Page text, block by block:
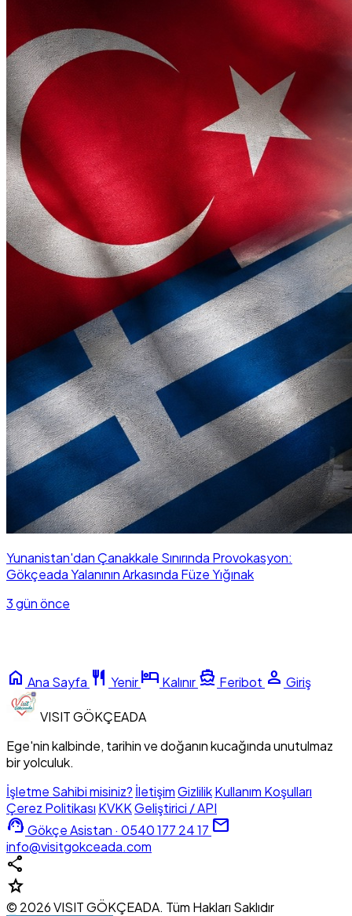
Yunanistan'dan Çanakkale Sınırında Provokasyon:
Gökçeada Yalanının Arkasında Füze Yığınak
3 gün önce
home Ana Sayfa restaurant Yenirhotel Kalınır directions_boat Feribot person Giriş
VISITGÖKÇEADA
Ege'nin kalbinde, tarihin ve doğanın kucağında unutulmaz
bir yolculuk.
İşletme Sahibi misiniz? İletişimGizlilikKullanım Koşulları
Çerez Politikası KVKKGeliştirici / API
support_agent Gökçe Asistan · 0540 177 24 17 mail
info@visitgokceada.com
share
star
© 2026 VISIT GÖKÇEADA. Tüm Hakları Saklıdır